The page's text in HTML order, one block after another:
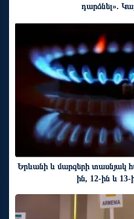
դարձնել».
Երևանի և մարզերի տասնյակ
ին, 12-ին և 13-